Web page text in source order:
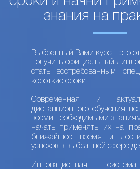
знания на
Выбранный Вами курс – это
получить официальный
стать востребованным
короткие сроки!
Современная и
дистанционного обучения
всеми необходимыми
начать применять их на
ближайшее время и
успехов в выбранной сфере
Инновационная